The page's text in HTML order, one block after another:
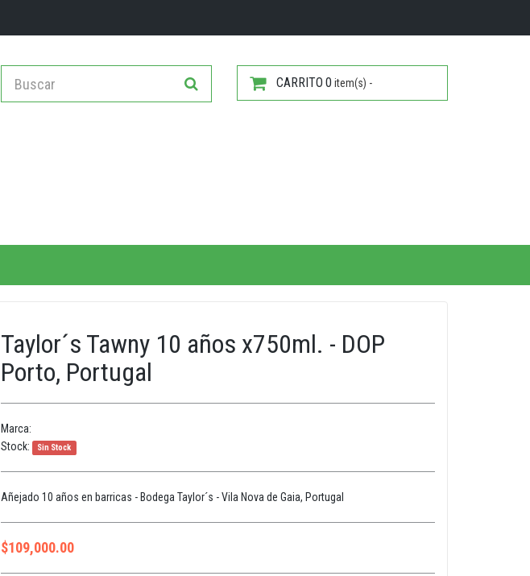
CARRITO 0 item(s) -
Taylor´s Tawny 10 años x750ml. - DOP
Porto, Portugal
Marca:
Stock:
Sin Stock
Añejado 10 años en barricas - Bodega Taylor´s - Vila Nova de Gaia, Portugal
$109,000.00